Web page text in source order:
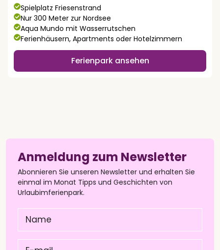
Spielplatz Friesenstrand
Nur 300 Meter zur Nordsee
Aqua Mundo mit Wasserrutschen
Ferienhäusern, Apartments oder Hotelzimmern
Ferienpark ansehen
Anmeldung zum Newsletter
Abonnieren Sie unseren Newsletter und erhalten Sie
einmal im Monat Tipps und Geschichten von
Urlaubimferienpark.
Name